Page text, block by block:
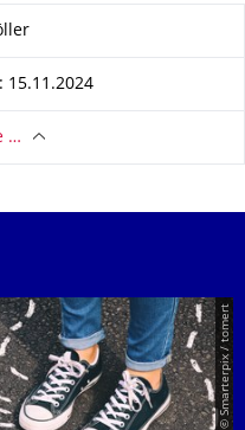
15.11.2024
…
© Smarterpix / tomert